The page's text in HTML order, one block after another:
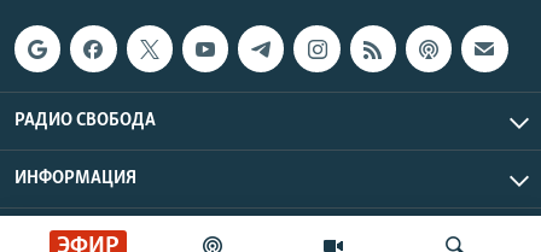
ЭФИР
РАДИО СВОБОДА
ИНФОРМАЦИЯ
Радио Свобода © 2026 RFE/RL, Inc. | Все права защищены.